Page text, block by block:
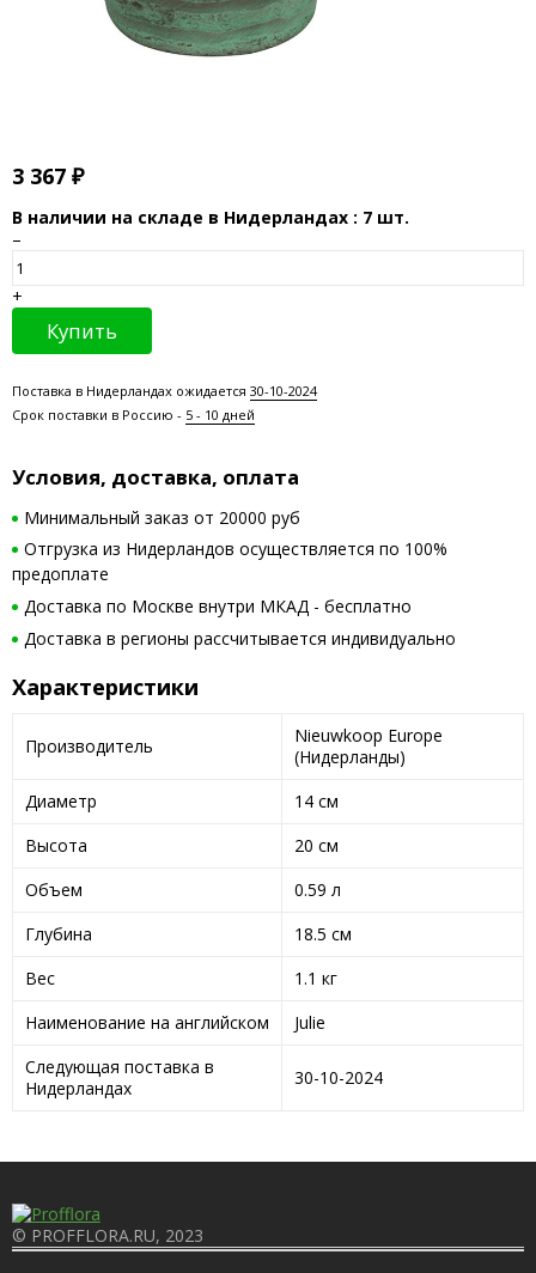
3 367 ₽
В наличии на складе в Нидерландах : 7 шт.
–
+
Купить
Поставка в Нидерландах ожидается 30-10-2024
Срок поставки в Россию - 5 - 10 дней
Условия, доставка, оплата
Минимальный заказ от 20000 руб
Отгрузка из Нидерландов осуществляется по 100%
предоплате
Доставка по Москве внутри МКАД - бесплатно
Доставка в регионы рассчитывается индивидуально
Характеристики
Производитель
Nieuwkoop Europe
(Нидерланды)
Диаметр
14 см
Высота
20 см
Объем
0.59 л
Глубина
18.5 см
Вес
1.1 кг
Наименование на английском
Julie
Следующая поставка в
Нидерландах
30-10-2024
© PROFFLORA.RU, 2023